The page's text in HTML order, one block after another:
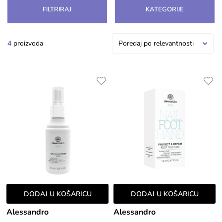
opuštanje i revitalizaciju, ostavljajući stopala
FILTRIRAJ KATEGORIJE
4 proizvoda Poredaj po relevantnosti
DODAJ U KOŠARICU
Alessandro
DODAJ U KOŠARICU
Alessandro